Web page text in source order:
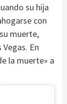
su hija
con
muerte,
En
la muerte» a